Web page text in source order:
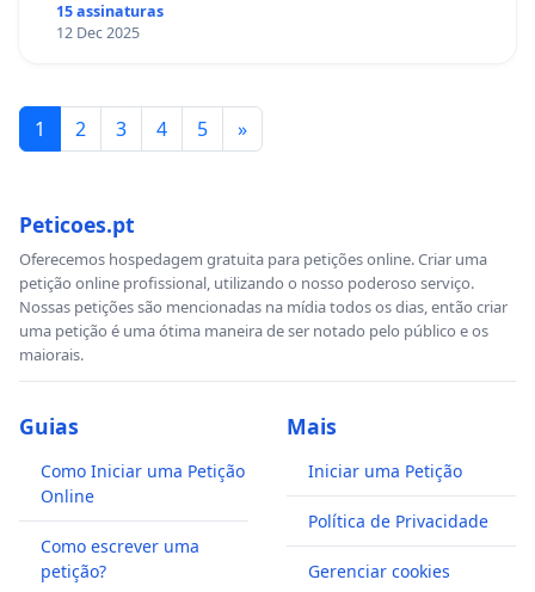
15 assinaturas
12 Dec 2025
1 2 3 4 5 »
Peticoes.pt
Oferecemos hospedagem gratuita para petições online. Criar uma
petição online profissional, utilizando o nosso poderoso serviço.
Nossas petições são mencionadas na mídia todos os dias, então criar
uma petição é uma ótima maneira de ser notado pelo público e os
maiorais.
Guias
Como Iniciar uma Petição
Online
Como escrever uma
petição?
Mais
Iniciar uma Petição
Política de Privacidade
Gerenciar cookies